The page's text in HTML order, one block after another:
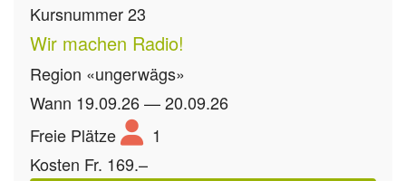
Kursnummer23
Wir machen Radio!
Region «ungerwägs»
Wann 19.09.26 — 20.09.26
Freie Plätze
1
Kosten Fr. 169.–